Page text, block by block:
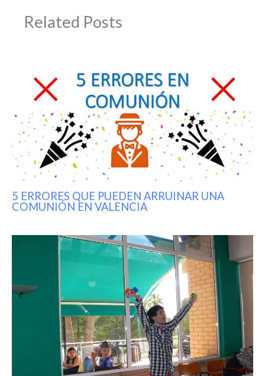
Related Posts
5 ERRORES QUE PUEDEN ARRUINAR UNA
COMUNIÓN EN VALENCIA